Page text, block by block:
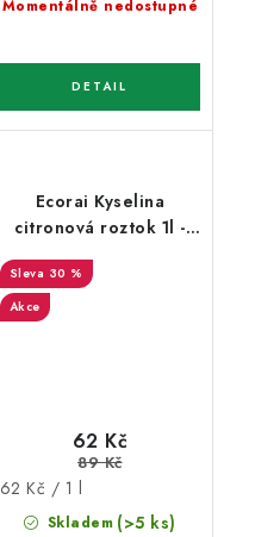
Momentálně nedostupné
Ecorai Kyselina
citronová roztok 1l -
láhev
30 %
Akce
Skladem (>5 ks)
62 Kč
89 Kč
Měrná
cena:
62 Kč / 1 l